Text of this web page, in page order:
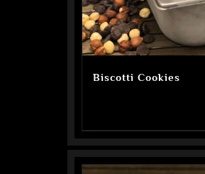
Biscotti Cookies